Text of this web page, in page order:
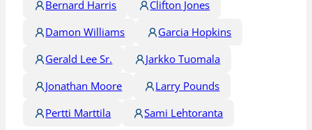
Bernard Harris
Clifton Jones
Damon Williams
Garcia Hopkins
Gerald Lee Sr.
Jarkko Tuomala
Jonathan Moore
Larry Pounds
Pertti Marttila
Sami Lehtoranta